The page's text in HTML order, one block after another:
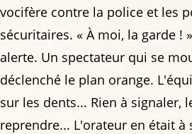
vocifère contre la police et les
sécuritaires. « À moi, la garde !
alerte. Un spectateur qui se
déclenché le plan orange.
sur les dents... Rien à signaler,
reprendre... L'orateur en était à